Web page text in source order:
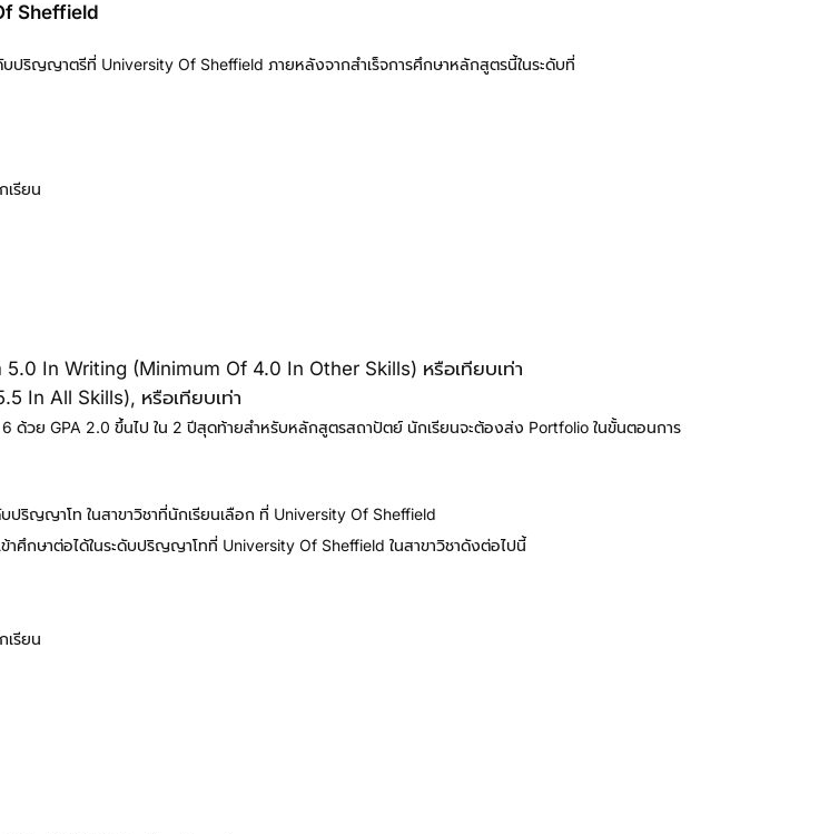
Sheffield
ปริญญาตรีที่ University Of Sheffield ภายหลังจากสำเร็จการศึกษาหลักสูตรนี้ในระดับที่
เรียน
In Writing (minimum Of 4.0 In Other Skills) หรือเทียบเท่า
In All Skills), หรือเทียบเท่า
ด้วย GPA 2.0 ขึ้นไป ใน 2 ปีสุดท้ายสำหรับหลักสูตรสถาปัตย์ นักเรียนจะต้องส่ง Portfolio ในขั้นตอนการ
ปริญญาโท ในสาขาวิชาที่นักเรียนเลือก ที่ University Of Sheffield
ศึกษาต่อได้ในระดับปริญญาโทที่ University Of Sheffield ในสาขาวิชาดังต่อไปนี้
เรียน